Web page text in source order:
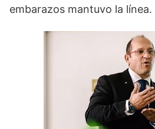
embarazos mantuvo la línea.